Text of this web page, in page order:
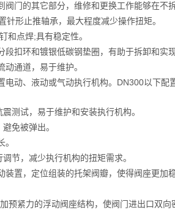
门的其它部分，维修和更换工作能够在不
形止推轴承，最大程度减少操作扭矩。
和点焊;具有稳定性。
扣环和镀银低碳钢垫圈，有助于拆卸和实现
通道，易于维护。
电动、液动或气动执行机构。DN300以下配
测试，易于维护和安装执行机构。
免被弹出。
节，减少执行机构的扭矩需求。
置，定位组装的托架阀瓣，使得阀座更加稳
预紧力的浮动阀座结构，使阀门进出口双